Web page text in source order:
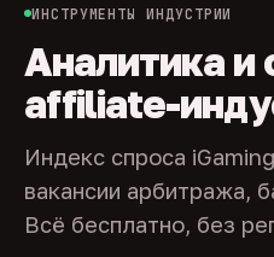
ИНСТРУМЕНТЫ ИНДУСТРИИ
Аналитика и
affiliate-
Индекс спроса
вакансии арбитража,
Всё бесплатно, без